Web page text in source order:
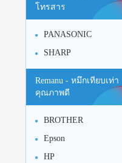
โทรสาร
PANASONIC
SHARP
Remanu - หมึกเทียบเท่า
คุณภาพดี
BROTHER
Epson
HP